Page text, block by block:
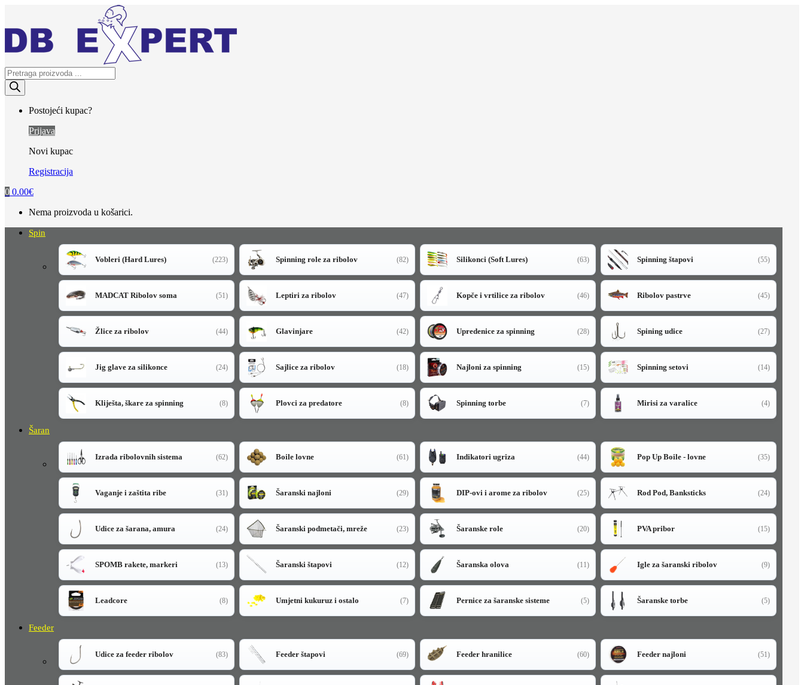
navigation
content
Products
search
Postojeći kupac?
Prijava
Novi kupac
Registracija
0 0.00€
Nema proizvoda u košarici.
Spin
Vobleri (Hard Lures) (223) Spinning role za ribolov (82) Silikonci (Soft Lures) (63) Spinning štapovi (55)
MADCAT Ribolov soma (51) Leptiri za ribolov (47) Kopče i vrtilice za ribolov (46) Ribolov pastrve (45)
Žlice za ribolov (44) Glavinjare (42) Upredenice za spinning (28) Spining udice (27)
Jig glave za silikonce (24) Sajlice za ribolov (18) Najloni za spinning (15) Spinning setovi (14)
Kliješta, škare za spinning (8) Plovci za predatore (8) Spinning torbe (7) Mirisi za varalice (4)
Šaran
Izrada ribolovnih sistema (62) Boile lovne (61) Indikatori ugriza (44) Pop Up Boile - lovne (35)
Vaganje i zaštita ribe (31) Šaranski najloni (29) DIP-ovi i arome za ribolov (25) Rod Pod, Banksticks (24)
Udice za šarana, amura (24) Šaranski podmetači, mreže (23) Šaranske role (20) PVA pribor (15)
SPOMB rakete, markeri (13) Šaranski štapovi (12) Šaranska olova (11) Igle za šaranski ribolov (9)
Leadcore (8) Umjetni kukuruz i ostalo (7) Pernice za šaranske sisteme (5) Šaranske torbe (5)
Feeder
Udice za feeder ribolov (83) Feeder štapovi (69) Feeder hranilice (60) Feeder najloni (51)